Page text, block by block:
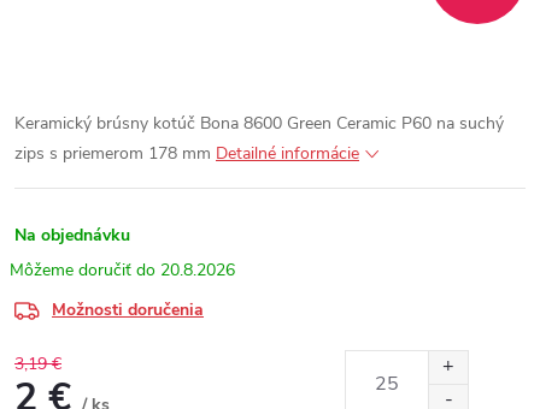
Keramický brúsny kotúč Bona 8600 Green Ceramic P60 na suchý
zips s priemerom 178 mm Detailné informácie
Na objednávku
20.8.2026
Možnosti doručenia
3,19 €
2 €